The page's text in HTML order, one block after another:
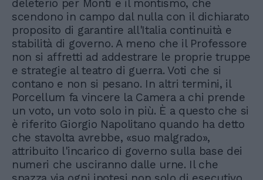
deleterio per Monti e il montismo, che
scendono in campo dal nulla con il dichiarato
proposito di garantire all'Italia continuità e
stabilità di governo. A meno che il Professore
non si affretti ad addestrare le proprie truppe
e strategie al teatro di guerra. Voti che si
contano e non si pesano. In altri termini, il
Porcellum fa vincere la Camera a chi prende
un voto, un voto solo in più. È a questo che si
è riferito Giorgio Napolitano quando ha detto
che stavolta avrebbe, «suo malgrado»,
attribuito l'incarico di governo sulla base dei
numeri che usciranno dalle urne. Il che